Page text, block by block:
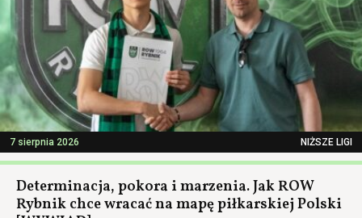
7 sierpnia 2026 NIŻSZE LIGI
Determinacja, pokora i marzenia. Jak ROW
Rybnik chce wracać na mapę piłkarskiej Polski